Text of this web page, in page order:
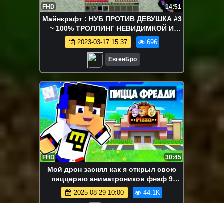
FHD 14:51
Майнкрафт : НУБ ПРОТИВ ДЕВУШКА #3
~ 100% ТРОЛЛИНГ НЕВИДИМКОЙ И
ЗАЩИТА ОТ НУБА / НУБИК MINECRAFT
2023-03-17 15:37 696
ЕвгенБро
FHD 30:45
Мой дрон заснял как я открыл свою
пиццерию аниматроников фнаф 9
сломанный мод в майнкрафт! девушка
новичок видео minecraft
2025-08-29 10:00 44.1K